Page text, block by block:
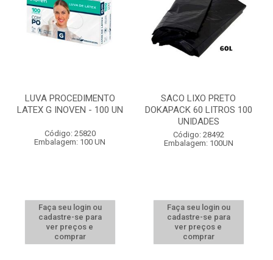
LUVA PROCEDIMENTO
LATEX G INOVEN - 100 UN
Código: 25820
Embalagem: 100 UN
Faça seu login ou
cadastre-se para
ver preços e
comprar
SACO LIXO PRETO
DOKAPACK 60 LITROS 100
UNIDADES
Código: 28492
Embalagem: 100UN
Faça seu login ou
cadastre-se para
ver preços e
comprar